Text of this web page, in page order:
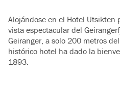
Alojándose en el Hotel Utsikten
vista espectacular del
Geiranger, a solo 200 metros
histórico hotel ha dado la
1893.